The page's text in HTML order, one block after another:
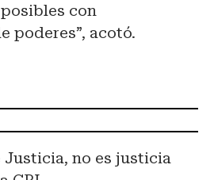
con
poderes”, acotó.
Justicia, no es justicia